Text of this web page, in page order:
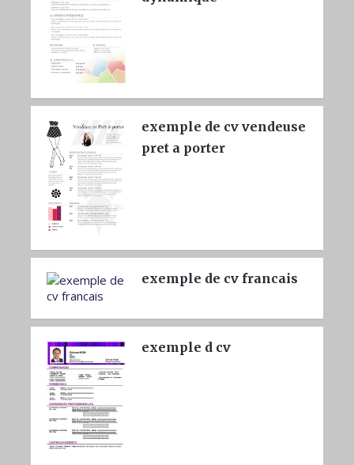
exemple de cv vendeuse
pret a porter
exemple de cv francais
exemple d cv